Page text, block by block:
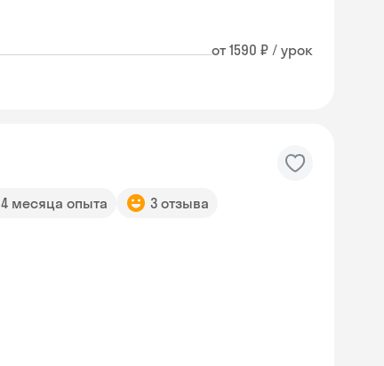
от 1590 ₽ / урок
4 месяца опыта 3 отзыва